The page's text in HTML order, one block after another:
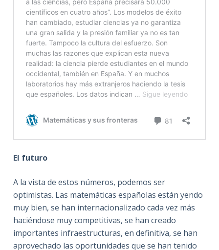
El futuro
A la vista de estos números, podemos ser
optimistas. Las matemáticas españolas están yendo
muy bien, se han internacionalizado cada vez más
haciéndose muy competitivas, se han creado
importantes infraestructuras, en definitiva, se han
aprovechado las oportunidades que se han tenido